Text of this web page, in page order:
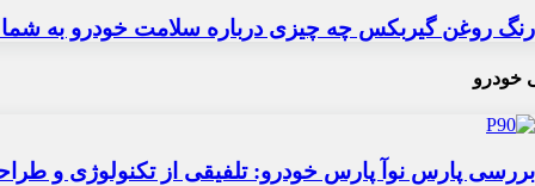
رنگ روغن گیربکس چه چیزی درباره سلامت خودرو به
خودرو
بررسی پارس نوآ پارس خودرو: تلفیقی از تکنولوژی و